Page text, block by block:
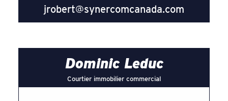
jrobert@synercomcanada.com
Dominic Leduc
Courtier immobilier commercial